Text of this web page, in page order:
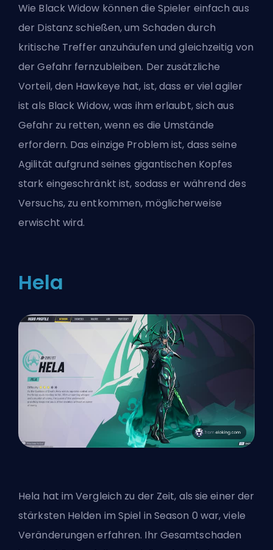
Wie Black Widow können die Spieler einfach aus
der Distanz schießen, um Schaden durch
kritische Treffer anzuhäufen und gleichzeitig von
der Gefahr fernzubleiben. Der zusätzliche
Vorteil, den Hawkeye hat, ist, dass er viel agiler
ist als Black Widow, was ihm erlaubt, sich aus
Gefahr zu retten, wenn es die Umstände
erfordern. Das einzige Problem ist, dass seine
Agilität aufgrund seines gigantischen Kopfes
stark eingeschränkt ist, sodass er während des
Versuchs, zu entkommen, möglicherweise
erwischt wird.
Hela
Hela hat im Vergleich zu der Zeit, als sie einer der
stärksten Helden im Spiel in Season 0 war, viele
Veränderungen erfahren. Ihr Gesamtschaden